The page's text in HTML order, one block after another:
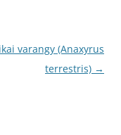
varangy (Anaxyrus
terrestris) →